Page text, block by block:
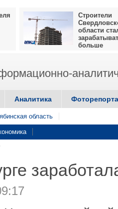
Строители
области
больше
Аналитика
область